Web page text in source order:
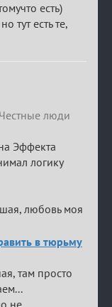
есть)
тут есть те,
люди
Эффекта
логику
любовь моя
в тюрьму
там просто
не